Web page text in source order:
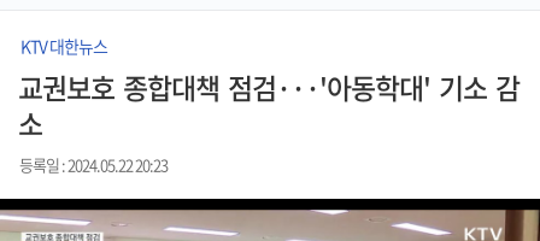
KTV 대한뉴스
교권보호 종합대책 점검···'아동학대' 기소 감
소
등록일 : 2024.05.22 20:23